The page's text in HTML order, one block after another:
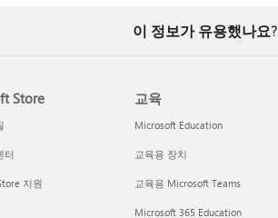
이 정보가 유용했나요?
Store
터
지원
교육
Microsoft Education
교육용 장치
교육용 Microsoft Teams
Microsoft 365 Education